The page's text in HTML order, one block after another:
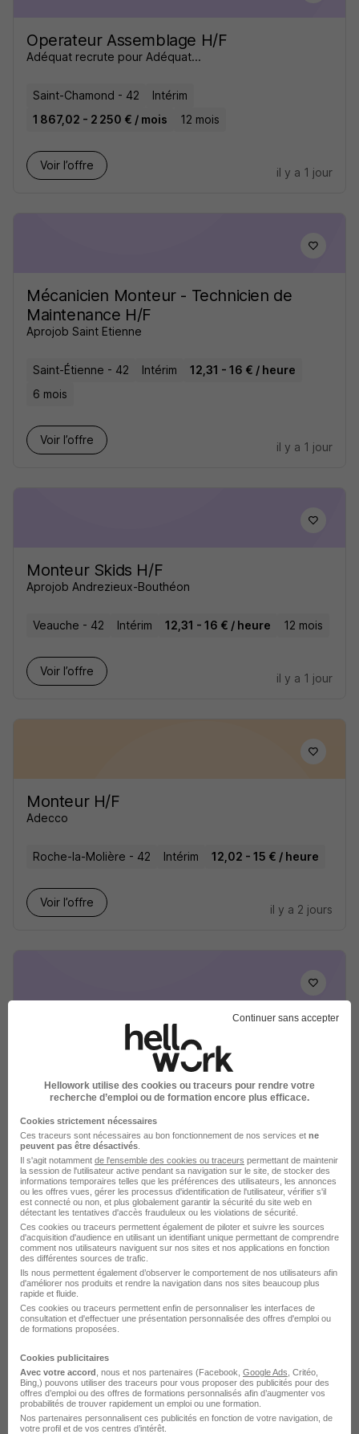
Operateur Assemblage H/F
Adéquat recrute pour Adéquat...
Saint-Chamond - 42
Intérim
1 867,02 - 2 250 € / mois
12 mois
Voir l’offre
il y a 1 jour
Mécanicien Monteur - Technicien de
Maintenance H/F
Aprojob Saint Etienne
Saint-Étienne - 42 Intérim
12,31 - 16 € / heure
6 mois
Voir l’offre
il y a 1 jour
Monteur Skids H/F
Aprojob Andrezieux-Bouthéon
Veauche - 42 Intérim 12,31 - 16 € / heure 12 mois
Voir l’offre
il y a 1 jour
Monteur H/F
Adecco
Roche-la-Molière - 42 Intérim 12,02 - 15 € / heure
Voir l’offre
il y a 2 jours
Agent de Montage Assemblage H/F
Saint-Jean-Bonnefonds - 42
Intérim
Voir l’offre
il y a 2 jours
Monteur Bricoleur H/F
Aprojob Saint Etienne
6 mois
Voir l’offre
il y a 3 jours
Continuer sans accepter
Hellowork utilise des cookies ou traceurs pour rendre votre
recherche d’emploi ou de formation encore plus efficace.
Cookies strictement nécessaires
Ces traceurs sont nécessaires au bon fonctionnement de nos services et ne
peuvent pas être désactivés
Il s'agit notamment de l'ensemble des cookies ou traceurs permettant de maintenir
la session de l'utilisateur active pendant sa navigation sur le site, de stocker des
informations temporaires telles que les préférences des utilisateurs, les annonces
ou les offres vues, gérer les processus d'identification de l'utilisateur, vérifier s'il
est connecté ou non, et plus globalement garantir la sécurité du site web en
détectant les tentatives d'accès frauduleux ou les violations de sécurité.
Ces cookies ou traceurs permettent également de piloter et suivre les sources
d'acquisition d'audience en utilisant un identifiant unique permettant de comprendre
comment nos utilisateurs naviguent sur nos sites et nos applications en fonction
des différentes sources de trafic.
Ils nous permettent également d’observer le comportement de nos utilisateurs afin
d'améliorer nos produits et rendre la navigation dans nos sites beaucoup plus
rapide et fluide.
Ces cookies ou traceurs permettent enfin de personnaliser les interfaces de
consultation et d'effectuer une présentation personnalisée des offres d'emploi ou
de formations proposées.
Cookies publicitaires
Avec votre accord , nous et nos partenaires (Facebook, Google Ads , Critéo,
Bing,) pouvons utiliser des traceurs pour vous proposer des publicités pour des
offres d’emploi ou des offres de formations personnalisés afin d’augmenter vos
probabilités de trouver rapidement un emploi ou une formation.
Nos partenaires personnalisent ces publicités en fonction de votre navigation, de
votre profil et de vos centres d’intérêt.